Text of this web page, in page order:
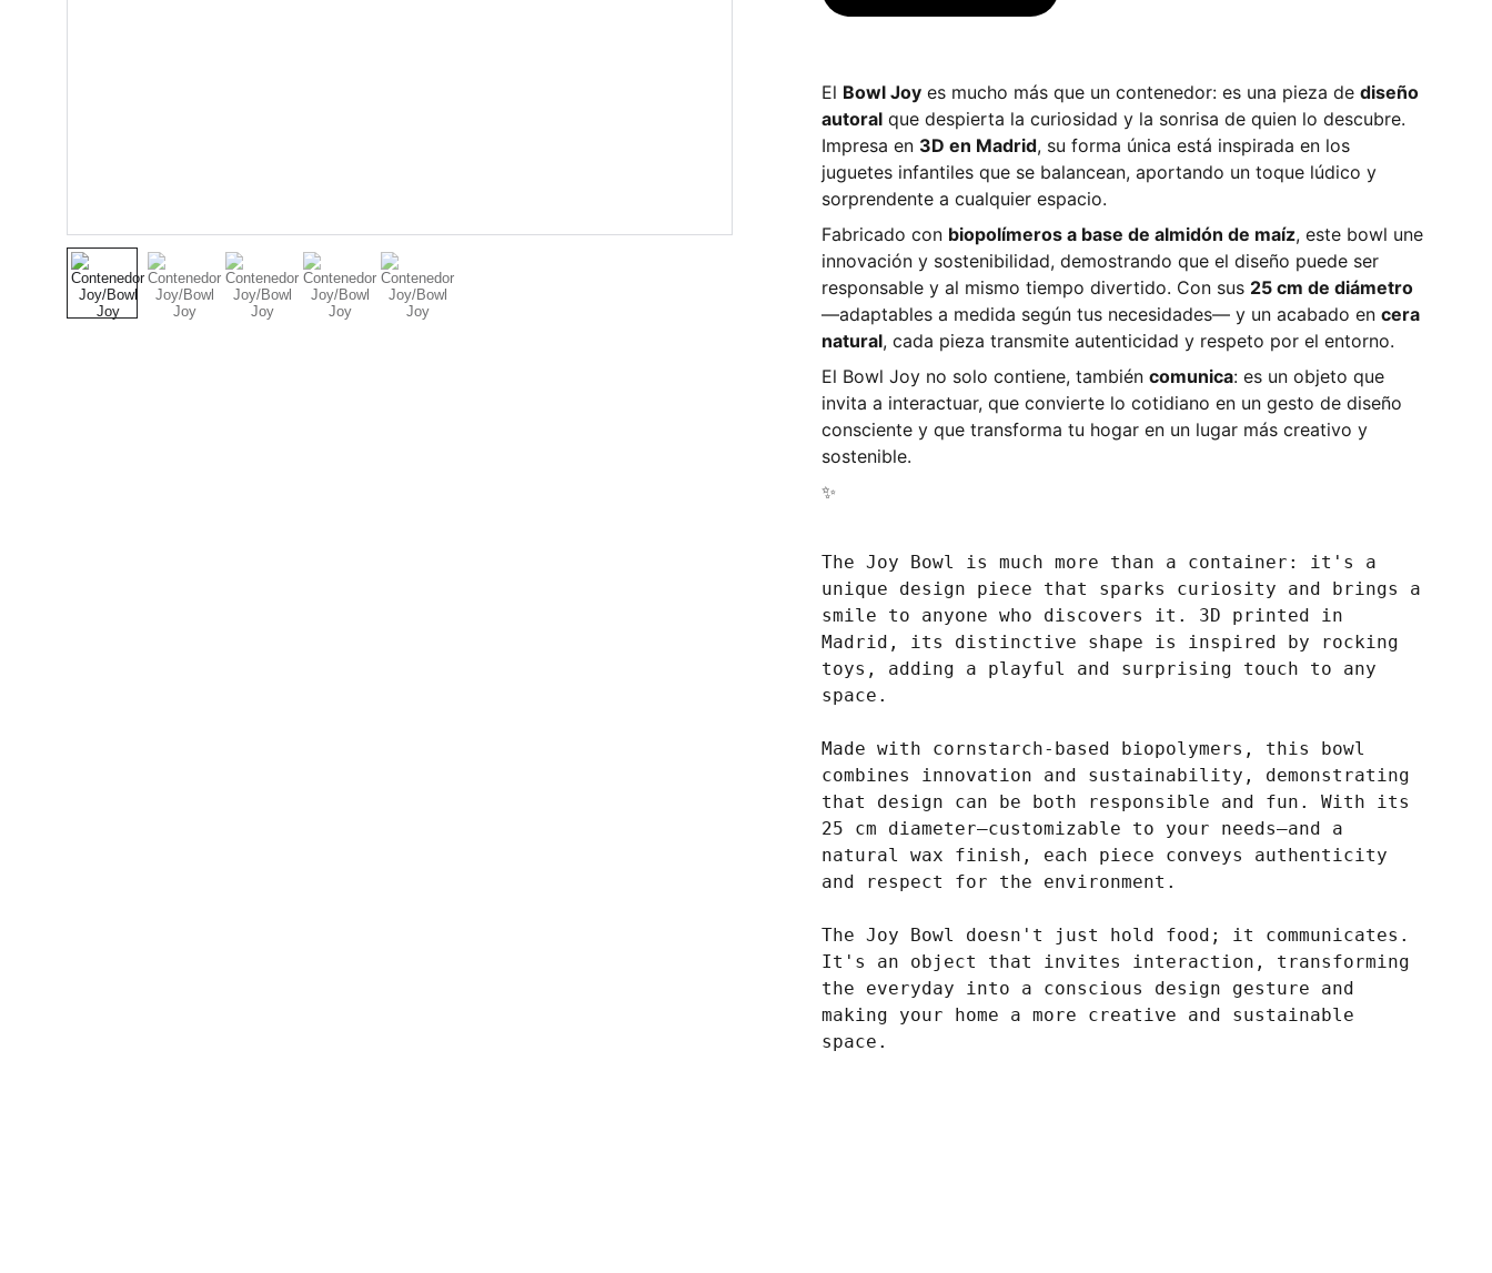
El Bowl Joy es mucho más que un contenedor: es una pieza de diseño
autoral que despierta la curiosidad y la sonrisa de quien lo descubre.
Impresa en 3D en Madrid, su forma única está inspirada en los
juguetes infantiles que se balancean, aportando un toque lúdico y
sorprendente a cualquier espacio.
Fabricado con biopolímeros a base de almidón de maíz, este bowl une
innovación y sostenibilidad, demostrando que el diseño puede ser
responsable y al mismo tiempo divertido. Con sus 25 cm de diámetro
—adaptables a medida según tus necesidades— y un acabado en cera
natural, cada pieza transmite autenticidad y respeto por el entorno.
El Bowl Joy no solo contiene, también comunica: es un objeto que
invita a interactuar, que convierte lo cotidiano en un gesto de diseño
consciente y que transforma tu hogar en un lugar más creativo y
sostenible.
✨
The Joy Bowl is much more than a container: it's a
unique design piece that sparks curiosity and brings a
smile to anyone who discovers it. 3D printed in
Madrid, its distinctive shape is inspired by rocking
toys, adding a playful and surprising touch to any
space.
Made with cornstarch-based biopolymers, this bowl
combines innovation and sustainability, demonstrating
that design can be both responsible and fun. With its
25 cm diameter—customizable to your needs—and a
natural wax finish, each piece conveys authenticity
and respect for the environment.
The Joy Bowl doesn't just hold food; it communicates.
It's an object that invites interaction, transforming
the everyday into a conscious design gesture and
making your home a more creative and sustainable
space.